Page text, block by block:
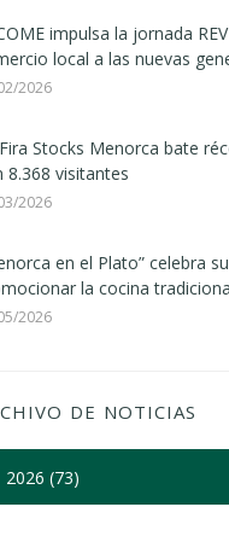
impulsa la jornada
local a las nuevas
2026
Stocks Menorca bate
8.368 visitantes
2026
en el Plato” celebra
la cocina
2026
DE NOTICIAS
2026 (73)